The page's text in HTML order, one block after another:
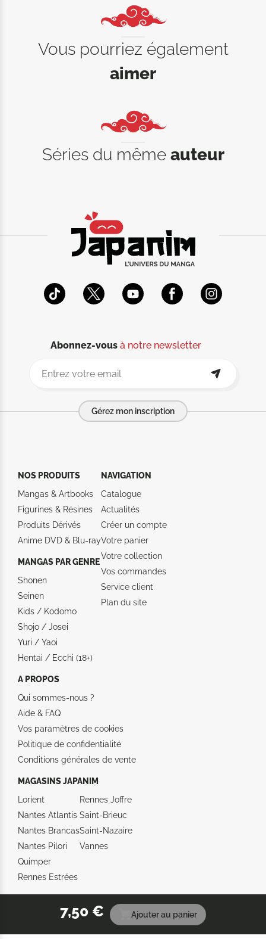
7,50 € Ajouter au panier
Vous pourriez également
aimer
Séries du même auteur
Abonnez-vousà notre newsletter
Gérez mon inscription
NOS PRODUITS
Mangas & Artbooks
Figurines & Résines
Produits Dérivés
Anime DVD & Blu‑ray
MANGAS PAR GENRE
Shonen
Seinen
Kids / Kodomo
Shojo / Josei
Yuri / Yaoi
Hentai / Ecchi (18+)
NAVIGATION
Catalogue
Actualités
Créer un compte
Votre panier
Votre collection
Vos commandes
Service client
Plan du site
A PROPOS
Qui sommes-nous ?
Aide & FAQ
Vos paramètres de cookies
Politique de confidentialité
Conditions générales de vente
MAGASINS JAPANIM
Lorient
Nantes Atlantis
Nantes Brancas
Nantes Pilori
Quimper
Rennes Estrées
Rennes Joffre
Saint-Brieuc
Saint-Nazaire
Vannes